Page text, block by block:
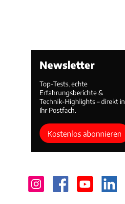
Newsletter
Top-Tests, echte
Erfahrungsberichte &
Technik-Highlights – direkt in
Ihr Postfach.
Kostenlos abonnieren